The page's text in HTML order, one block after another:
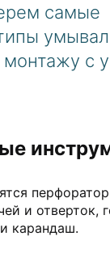
самые
с
и отверток,
карандаш.